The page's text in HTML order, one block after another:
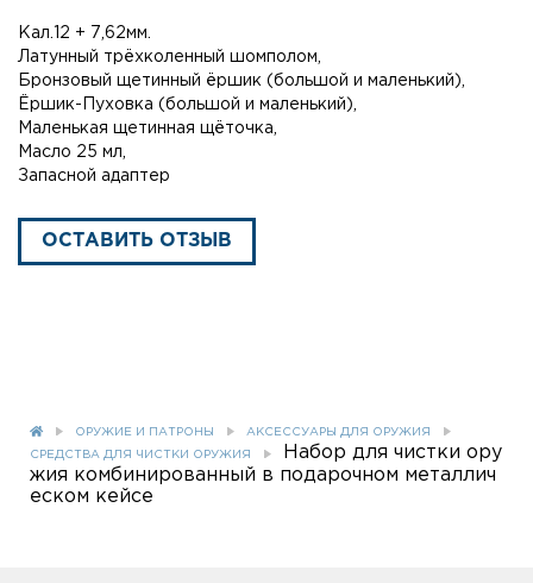
Кал.12 + 7,62мм.
Латунный трёхколенный шомполом,
Бронзовый щетинный ёршик (большой и маленький),
Ёршик-Пуховка (большой и маленький),
Маленькая щетинная щёточка,
Масло 25 мл,
Запасной адаптер
ОСТАВИТЬ ОТЗЫВ
ОРУЖИЕ И ПАТРОНЫ АКСЕССУАРЫ ДЛЯ ОРУЖИЯ
СРЕДСТВА ДЛЯ ЧИСТКИ ОРУЖИЯ
Набор для чистки ору
жия комбинированный в подарочном металлич
еском кейсе